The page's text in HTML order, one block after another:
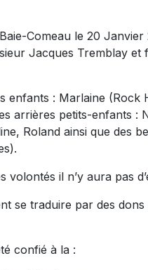
Comeau le 20 Janvier
Jacques Tremblay
enfants : Marlaine (Rock
arrières petits-enfants :
Roland ainsi que des
il n’y aura pas
se traduire par des dons
confié à la :